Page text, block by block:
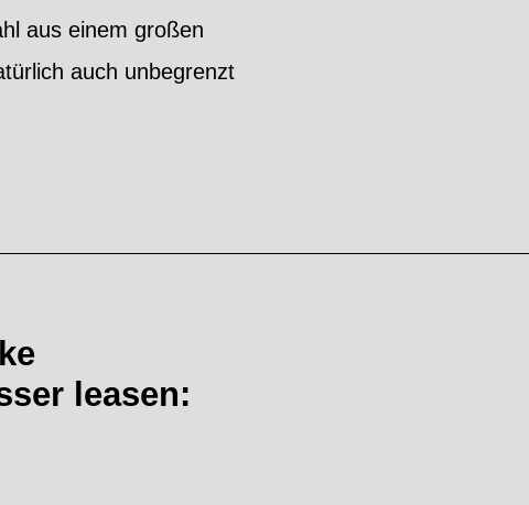
aus einem großen
auch unbegrenzt
leasen: